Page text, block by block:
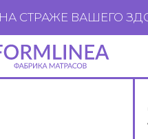
ВАШЕГО ЗДОРОВОГО